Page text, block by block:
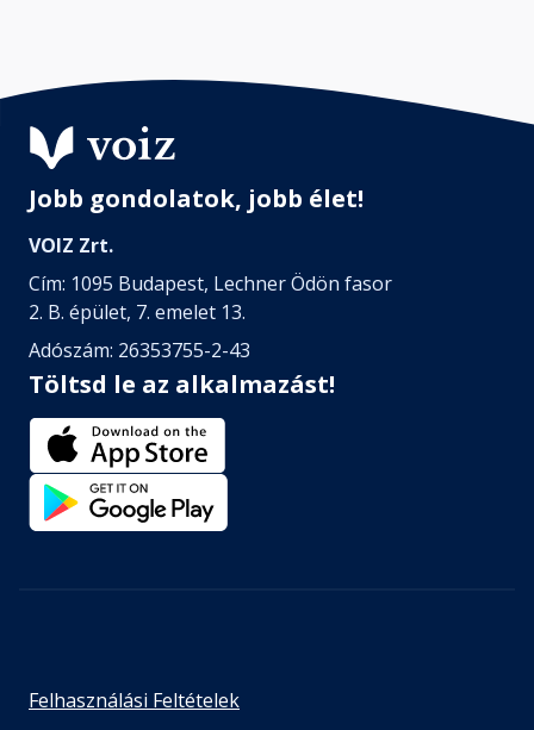
Jobb gondolatok, jobb élet!
VOIZ Zrt.
Cím: 1095 Budapest, Lechner Ödön fasor
2. B. épület, 7. emelet 13.
Adószám: 26353755-2-43
Töltsd le az alkalmazást!
Felhasználási Feltételek